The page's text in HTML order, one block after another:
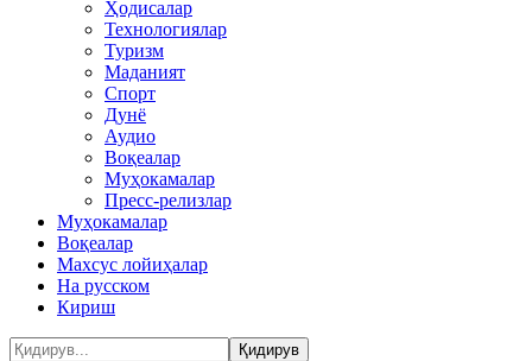
Ҳодисалар
Технологиялар
Туризм
Маданият
Спорт
Дунё
Аудио
Воқеалар
Муҳокамалар
Пресс-релизлар
Муҳокамалар
Воқеалар
Махсус лойиҳалар
На русском
Кириш